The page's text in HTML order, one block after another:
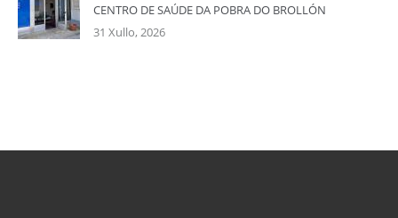
CENTRO DE SAÚDE DA POBRA DO BROLLÓN
31 Xullo, 2026